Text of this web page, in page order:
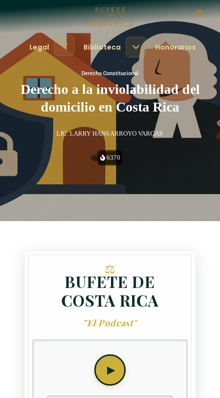
Legal Biblioteca Honorarios
Derecho Constitucional
Derecho a la inviolabilidad del
domicilio en Costa Rica
LIC. LARRY HANS ARROYO VARGAS
6370
BUFETE DE
COSTA RICA
"El Podcast"